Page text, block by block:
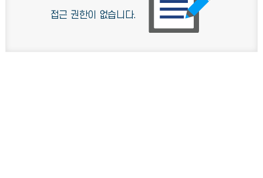
접근 권한이 없습니다.